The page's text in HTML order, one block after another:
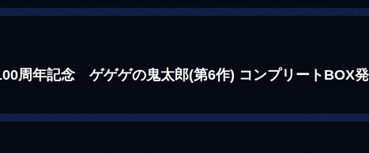
周年記念 ゲゲゲの鬼太郎(第6作) コンプリートBOX発